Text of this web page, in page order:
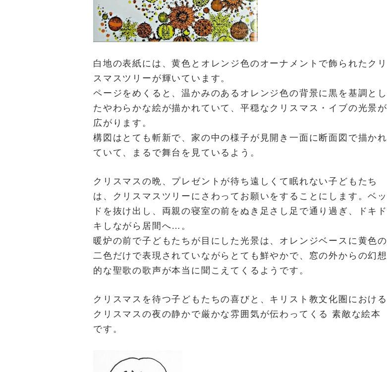
白地の表紙には、黄色とオレンジ色のオーナメントで飾られたクリ
スマスツリーが輝いています。
ページをめくると、温かみのあるオレンジ色の背景に黒を基調とし
たやわらかな絵が描かれていて、平穏なクリスマス・イブの光景が
広がります。
構図はとても斬新で、家の中の様子が見開き一面に断面図で描かれ
ていて、まるで舞台を見ているよう。
クリスマスの晩、プレゼントが待ち遠しくて眠れない子どもたち
は、クリスマスツリーにさわってお願いをすることにします。ベッ
ドを抜け出し、両親の寝室の前をぬき足さし足で通り過ぎ、ドキド
キしながら居間へ…。
暖炉の前で子どもたちが目にした光景は、オレンジベースに黄色の
二色だけで表現されていながらとても鮮やかで、窓の外からの幻想
的な聖歌の歌声が本当に聞こえてくるようです。
クリスマスを待つ子どもたちの喜びと、キリスト教文化圏における
クリスマスの夜の静かで厳かな雰囲気が伝わってくる 素敵な絵本
です。